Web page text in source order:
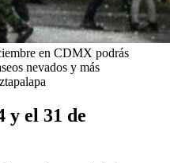
en CDMX podrás
nevados y más
y el 31 de